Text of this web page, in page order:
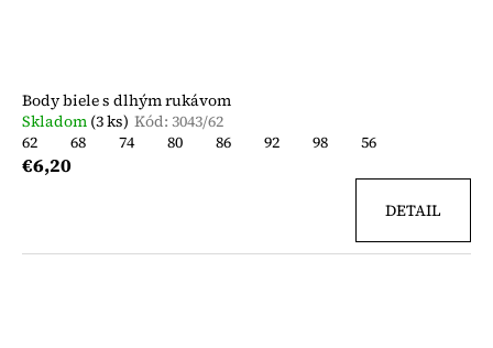
Body biele s dlhým rukávom
Skladom (3 ks) Kód: 3043/62
62
68 74 80 86 92 98 56
€6,20
DETAIL